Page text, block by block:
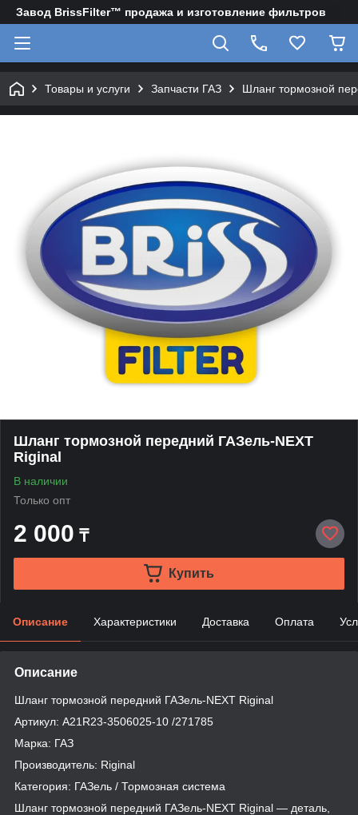
Завод BrissFilter™ продажа и изготовление фильтров
Товары и услуги Запчасти ГАЗ Шланг тормозной
Шланг тормозной передний ГАЗель-NEXT
Riginal
В наличии
Только опт
2 000 ₸
Купить
Описание Характеристики Доставка Оплата
Описание
Шланг тормозной передний ГАЗель-NEXT Riginal
Артикул: А21R23-3506025-10 /271785
Марка: ГАЗ
Производитель: Riginal
Категория: ГАЗель / Тормозная система
Шланг тормозной передний ГАЗель-NEXT Riginal — деталь,